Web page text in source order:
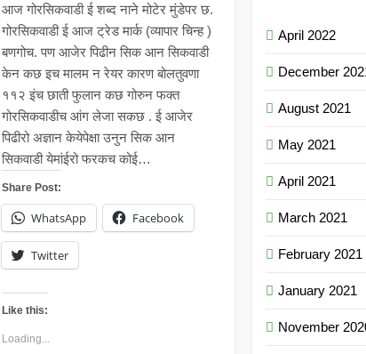
आज गोरसिकवाडी ई शब्द नाने मोटेर मुंडेपर छ.
गोरसिकवाडी ई आज ट्रेड मार्क (व्यापार चिन्ह )
बणगोच. पण आजेर पिढीन सिक आन सिकवाडी
केन कछ इच मालम न रेयर कारण बोलतुवणा
११२ इंच छाती फुलान कछ गोरुन फक्त
गोरसिकवाडीच आंग लेजा सकछ . ई आजेर
पिढीरो अज्ञान केयेपेक्षा उनुन सिक आन
सिकवाडी येमांईरो फरकच कोई…
Share Post:
WhatsApp Facebook
Twitter
Like this:
Loading...
April 2022
December
August 2021
May 2021
April 2021
March 2021
February 2021
January 2021
November